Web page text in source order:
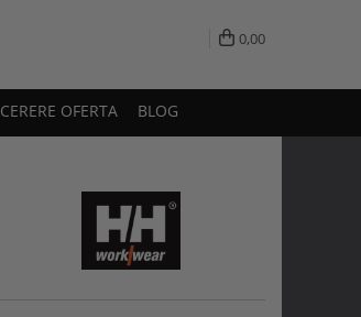
0,00
CERERE OFERTA BLOG